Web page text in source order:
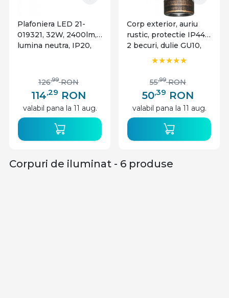
Plafoniera LED 21-
019321, 32W, 2400lm,
lumina neutra, IP20,
114,29 RON
126,99 RON
valabil pana la 11 aug.
Corp exterior, auriu
rustic, protectie IP44,
2 becuri, dulie GU10,
50,39 RON
55,99 RON
valabil pana la 11 aug.
Corpuri de iluminat - 6 produse